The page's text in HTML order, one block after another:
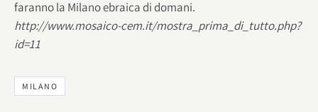
faranno la Milano ebraica di domani.
http://www.mosaico-cem.it/mostra_prima_di_tutto.php?
id=11
MILANO